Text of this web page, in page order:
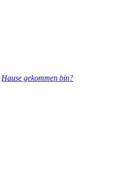
Hause gekommen bin?